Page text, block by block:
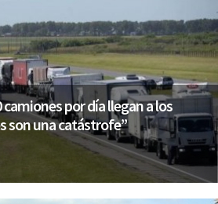
por día llegan a los
son una catástrofe”